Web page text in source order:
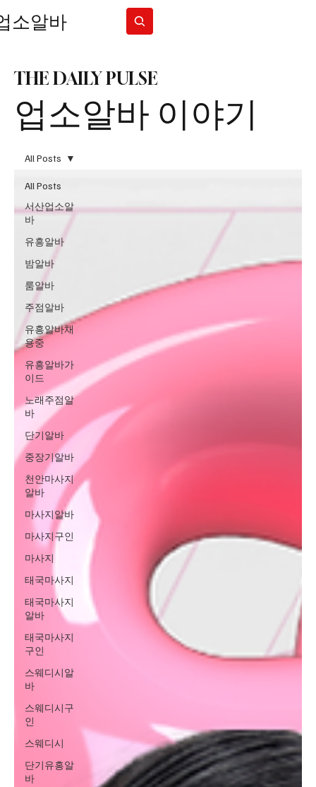
소알바
업소알바 이야기
THE DAILY PULSE
All Posts
서산업소알
바
유흥알바
밤알바
룸알바
주점알바
유흥알바채
용중
유흥알바가
이드
노래주점알
바
단기알바
중장기알바
천안마사지
알바
마사지알바
마사지구인
마사지
태국마사지
태국마사지
알바
태국마사지
구인
스웨디시알
바
스웨디시구
인
스웨디시
단기유흥알
바
All Posts